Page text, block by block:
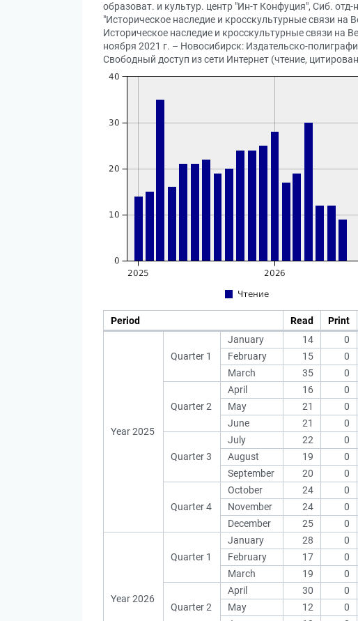
образоват. и культур. центр "Ин-т Конфуция", Сиб.
"Историческое наследие и кросскультурные связи
Историческое наследие и кросскультурные связи на
ноября 2021 г. – Новосибирск: Издательско-
Свободный доступ из сети Интернет (чтение,
Period Read Print
Year 2025
Quarter 1
January 14 0
February
15 0
March
35 0
Quarter 2
April 16 0
May
21 0
June
21 0
Quarter 3
July 22 0
August
19 0
September
20 0
Quarter 4
October 24 0
November
24 0
December
25 0
Year 2026
Quarter 1
January 28 0
February
17 0
March
19 0
Quarter 2
April 30 0
May
12 0